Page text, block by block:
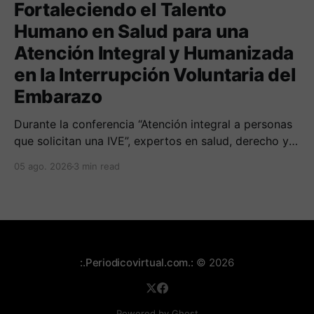
Fortaleciendo el Talento
Humano en Salud para una
Atención Integral y Humanizada
en la Interrupción Voluntaria del
Embarazo
Durante la conferencia “Atención integral a personas
que solicitan una IVE”, expertos en salud, derecho y
sobre cómo abordar esta temática desde una
05 ago. 2026 3 min read
:.Periodicovirtual.com.: © 2026